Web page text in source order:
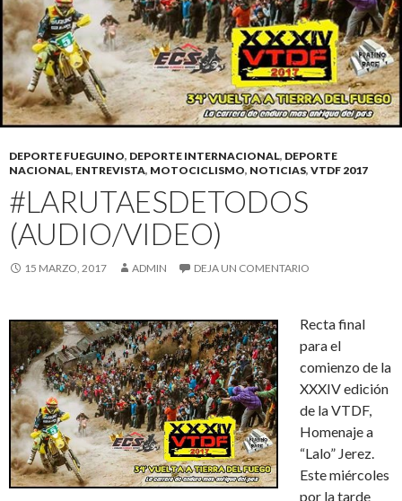
DEPORTE FUEGUINO, DEPORTE INTERNACIONAL, DEPORTE
NACIONAL, ENTREVISTA, MOTOCICLISMO, NOTICIAS, VTDF 2017
#LARUTAESDETODOS
(AUDIO/VIDEO)
15 MARZO, 2017 ADMIN DEJA UN COMENTARIO
Recta final
para el
comienzo de la
XXXIV edición
de la VTDF,
Homenaje a
“Lalo” Jerez.
Este miércoles
por la tarde